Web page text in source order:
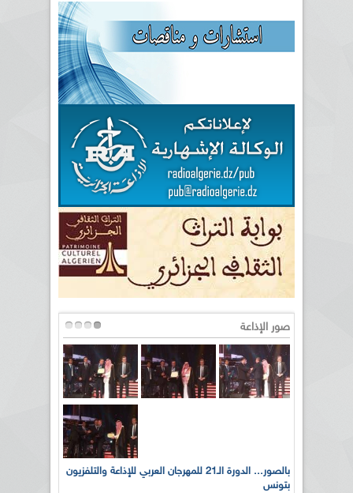
صور الإذاعة
بالصور... الدورة الـ21 للمهرجان العربي للإذاعة والتلفزيون
بتونس